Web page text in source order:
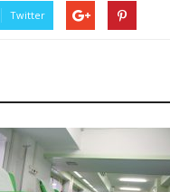
Twitter